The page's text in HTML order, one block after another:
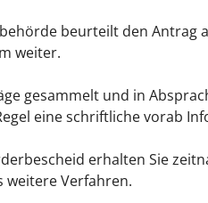
beurteilt den Antrag
weiter.
gesammelt und in
eine schriftliche vorab
erhalten Sie
weitere Verfahren.